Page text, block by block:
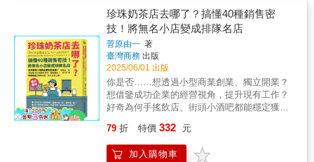
行長「這本書為任何產業、任何利基市場，提
供了打造成功會員模式的終極藍圖。麥克拉倫
真心關心他人的成功，我非常推薦他。」——
莎拉．威廉斯（Sarah Williams），《一次一
箱》（One Box at a Time）作者「若要創作者
事業持續成長、穩定擴張，經常性收入是關
鍵。麥克拉倫是將會員計畫擴展到到數百萬經
常性收入的大師。」——奈森．貝瑞（Nathan
Barry），《Kit.com》創辦人「我原本打算關
掉經營困難的會員網站，朋友建議我找史都．
我如何打造高價值、又不讓人感到負擔的會員
合作方式』就能對症下藥。» 廣告行銷人員，
想知道怎樣在推廣商品上創造話題，可以了解
『社群經營』章節。» 期望成為成功的PO，
『如何鍛鍊PO技能及PO心法』您絕對不能錯
過。★產官學界人士一致強力推薦★👉 Lucy
Liu Scrum聯盟中國首位女性導師（CTC）
👉 王星威（Ben Wang） 台灣OKR大師 /
敏倢人資整合服務 執行長 / 多益測驗 前總經理
LIVE）技術副總👉 沈柏延（Brian Shen）
中華民國資訊軟體協會 理事長 👉 林俊男
（Eric Lin） 輝創電子 執行董事👉 林昭陽
話術到推動技巧，一次給你最完整的解決方
案。= = = = = = = = = = = = = = = =
工具，並列舉超過1500個的應用實例。例如：
「針對麻煩的事提供服務」的foodpanda創造了
廣大的外送商機；星巴克在飲料杯寫上顧客名
字，「展現出在乎顧客的態度」等。 本書
完整闡述了可實際運用的行銷手法，內容涵蓋
商品開發、宣傳活動、廣告文案、顧客服務、
店鋪動線等祕訣，深入淺出，教你全方為洞消
費者心理。適合一心想打造熱賣商品，或經常
為促銷企劃而煩惱的你！賴建都｜世新大學公
創辦人──有效推薦！*本書為《熱賣行銷學：促
銷實戰SOP一次上手（熱賣新裝版）》改版
書。
人一等嗎？ 豐田Lexus LS400的訂價策略在北
美大成功，為何到了德國吃不開？ Netflix讓百
視達退出市場後漲價6成，用戶不減，但為何引
發股價重挫？ 華碩小筆電平價上市引爆風
潮，為什麼不是聰明的訂價策略？價格是最有
效的獲利引擎！但是，訂價卻是經營與行銷中
最被忽略的環節。本書作者赫曼．西蒙是全球
首屈一指的訂價權威、歐洲著名管理大師，專
研訂價四十多年，親身參與許多頂尖企業的訂
價策略過程。西蒙運用行為經濟學洞悉消費者
運作實務，架構出對價格的全方位了解，避開
珍珠奶茶店去哪了？搞懂40種銷售密
技！將無名小店變成排隊名店
菅原由一 著
臺灣商務 出版
2025/06/01 出版
你是否……想透過小型商業創業、獨立開業？
想借鑒成功企業的經營視角，提升現有工作？
好奇為何手搖飲店、街頭小酒吧都能穩定獲
家企業都在用的「賺錢撇步」、人氣專業稅理
士親眼見證，首次全面公開── 商‧業‧運‧作‧的‧
幕‧後‧真‧相！ 【重點介紹】 臺灣有2.2萬家手搖
79 折 特價 332 元
加入購物車